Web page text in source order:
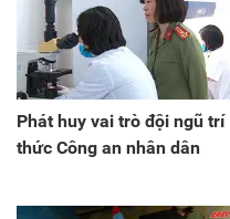
Phát huy vai trò đội ngũ trí
thức Công an nhân dân